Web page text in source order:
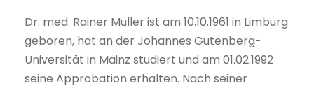
Dr. med. Rainer Müller ist am 10.10.1961 in Limburg
geboren, hat an der Johannes Gutenberg-
Universität in Mainz studiert und am 01.02.1992
seine Approbation erhalten. Nach seiner